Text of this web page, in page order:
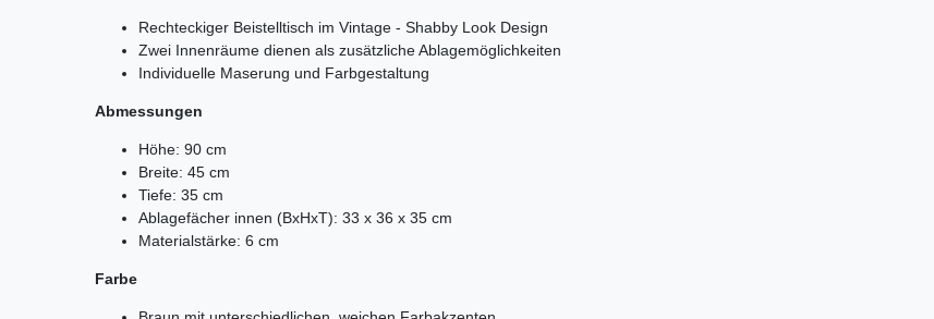
Rechteckiger Beistelltisch im Vintage - Shabby Look Design
Zwei Innenräume dienen als zusätzliche Ablagemöglichkeiten
Individuelle Maserung und Farbgestaltung
Abmessungen
Höhe: 90 cm
Breite: 45 cm
Tiefe: 35 cm
Ablagefächer innen (BxHxT): 33 x 36 x 35 cm
Materialstärke: 6 cm
Farbe